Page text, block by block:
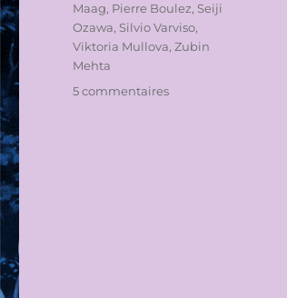
Maag, Pierre Boulez, Seiji
Ozawa, Silvio Varviso,
Viktoria Mullova,Zubin
Mehta
5 commentairessur